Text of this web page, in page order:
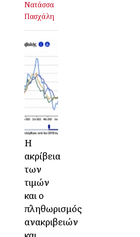
Νατάσσα
Πασχάλη
Η
ακρίβεια
των
τιμών
και ο
πληθωρισμός
ανακριβειών